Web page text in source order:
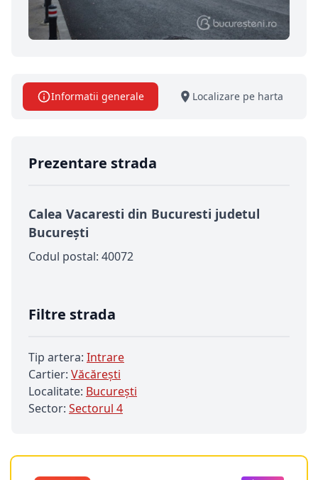
Informatii generale Localizare pe harta
Prezentare strada
Calea Vacaresti din Bucuresti judetul
București
Codul postal: 40072
Filtre strada
Tip artera: Intrare
Cartier: Văcărești
Localitate: Bucureşti
Sector: Sectorul 4